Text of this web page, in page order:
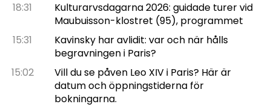
18:31
Kulturarvsdagarna 2026: guidade turer vid
Maubuisson-klostret (95), programmet
15:31
Kavinsky har avlidit: var och när hålls
begravningen i Paris?
15:02
Vill du se påven Leo XIV i Paris? Här är
datum och öppningstiderna för
bokningarna.